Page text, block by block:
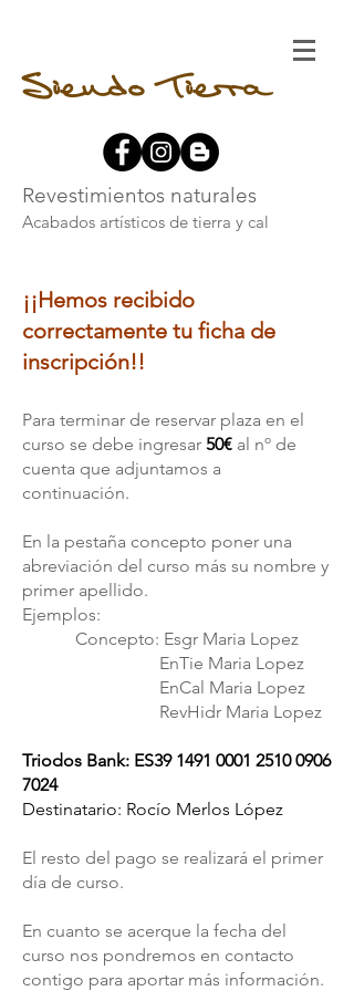
Siendo Tierra
Revestimientos naturales
Acabados artísticos de tierra y cal
¡¡Hemos recibido
correctamente tu ficha de
inscripción!!
Para terminar de reservar plaza en el
curso se debe ingresar 50€ al nº de
cuenta que adjuntamos a
continuación.
En la pestaña concepto poner una
abreviación del curso más su nombre y
primer apellido.
Ejemplos:
Concepto: Esgr Maria Lopez
EnTie Maria Lopez
EnCal Maria Lopez
RevHidr Maria Lopez
Triodos Bank: ES39 1491 0001 2510 0906
7024
Destinatario: Rocío Merlos López
El resto del pago se realizará el primer
día de curso.
En cuanto se acerque la fecha del
curso nos pondremos en contacto
contigo para aportar más información.